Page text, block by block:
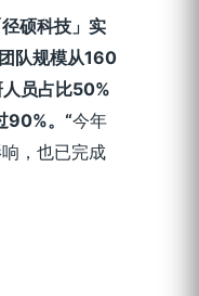
硕科技」实
队规模从160
员占比50%
90%。“今年
，也已完成